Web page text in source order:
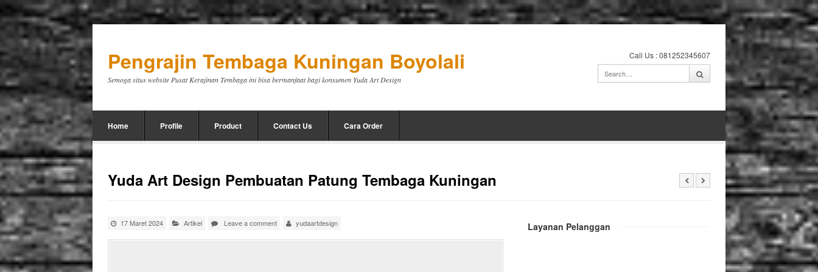
Pengrajin Tembaga Kuningan Boyolali
Semoga situs website Pusat Kerajinan Tembaga ini bisa bermanfaat bagi konsumen Yuda Art Design
Call Us : 081252345607
Home Profile Product Contact Us Cara Order
Yuda Art Design Pembuatan Patung Tembaga Kuningan
17 Maret 2024 Artikel Leave a comment yudaartdesign Layanan Pelanggan